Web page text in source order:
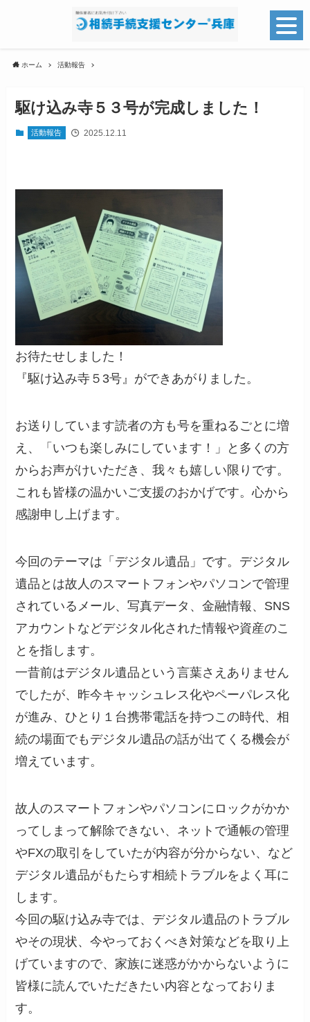
ホーム 活動報告
駆け込み寺５３号が完成しました！
活動報告 2025.12.11
お待たせしました！
『駆け込み寺５3号』ができあがりました。
お送りしています読者の方も号を重ねるごとに増
え、「いつも楽しみにしています！」と多くの方
からお声がけいただき、我々も嬉しい限りです。
これも皆様の温かいご支援のおかげです。心から
感謝申し上げます。
今回のテーマは「デジタル遺品」です。デジタル
遺品とは故人のスマートフォンやパソコンで管理
されているメール、写真データ、金融情報、SNS
アカウントなどデジタル化された情報や資産のこ
とを指します。
一昔前はデジタル遺品という言葉さえありません
でしたが、昨今キャッシュレス化やペーパレス化
が進み、ひとり１台携帯電話を持つこの時代、相
続の場面でもデジタル遺品の話が出てくる機会が
増えています。
故人のスマートフォンやパソコンにロックがかか
ってしまって解除できない、ネットで通帳の管理
やFXの取引をしていたが内容が分からない、など
デジタル遺品がもたらす相続トラブルをよく耳に
します。
今回の駆け込み寺では、デジタル遺品のトラブル
やその現状、今やっておくべき対策などを取り上
げていますので、家族に迷惑がかからないように
皆様に読んでいただきたい内容となっておりま
す。